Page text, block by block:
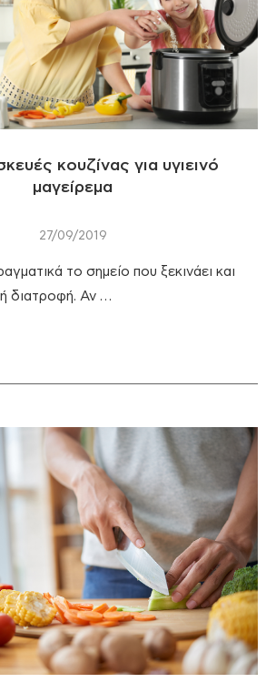
κουζίνας για υγιεινό
μαγείρεμα
27/09/2019
το σημείο που ξεκινάει και
διατροφή. Αν …